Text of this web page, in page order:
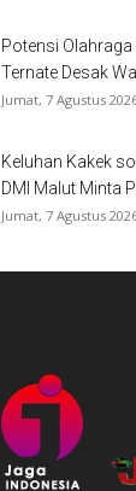
Potensi Olahraga
Ternate Desak
Jumat, 7 Agustus
Keluhan Kakek
DMI Malut Minta
Jumat, 7 Agustus